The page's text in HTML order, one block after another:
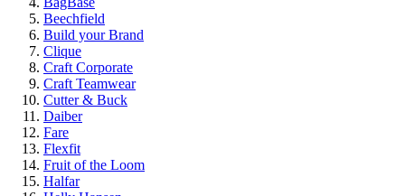
Beechfield
Build your Brand
Clique
Craft Corporate
Craft Teamwear
Cutter & Buck
Daiber
Fare
Flexfit
Fruit of the Loom
Halfar